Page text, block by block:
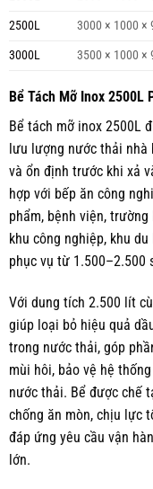
2500L
3000 × 1000 ×
3000L
3500 × 1000 ×
Bể Tách Mỡ Inox 2500L
Bể tách mỡ inox 2500L
lưu lượng nước thải nhà
và ổn định trước khi xả
hợp với bếp ăn công
phẩm, bệnh viện,
khu công nghiệp, khu
phục vụ từ 1.500–2.500
Với dung tích 2.500 lít
giúp loại bỏ hiệu quả
trong nước thải, góp
mùi hôi, bảo vệ hệ
nước thải. Bể được chế
chống ăn mòn, chịu lực
đáp ứng yêu cầu vận
lớn.